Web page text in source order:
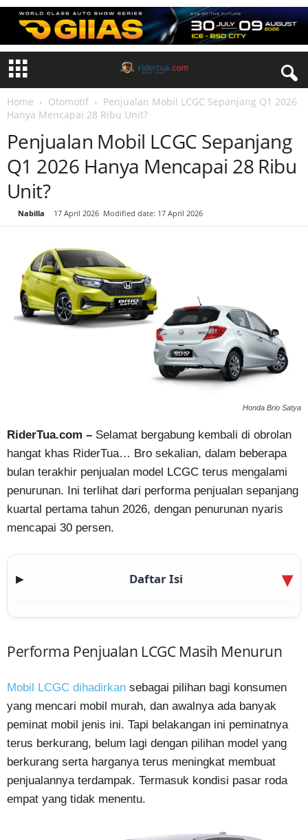
Home Otomotif
Penjualan Mobil LCGC Sepanjang Q1 2026
Hanya Mencapai 28 Ribu Unit?
Penjualan Mobil LCGC Sepanjang
Q1 2026 Hanya Mencapai 28 Ribu
Unit?
Nabilla 17 April 2026 Modified date: 17 April 2026
Honda Brio Satya
RiderTua.com – Selamat bergabung kembali di obrolan
hangat khas RiderTua… Bro sekalian, dalam beberapa
bulan terakhir penjualan model LCGC terus mengalami
penurunan. Ini terlihat dari performa penjualan sepanjang
kuartal pertama tahun 2026, dengan penurunan nyaris
mencapai 30 persen.
▶ Daftar Isi
Performa Penjualan LCGC Masih Menurun
Mobil LCGC dihadirkan sebagai pilihan bagi konsumen
yang mencari mobil murah, dan awalnya ada banyak
peminat mobil jenis ini. Tapi belakangan ini peminatnya
terus berkurang, belum lagi dengan pilihan model yang
berkurang serta harganya terus meningkat membuat
penjualannya terdampak. Termasuk kondisi pasar roda
empat yang tidak menentu.